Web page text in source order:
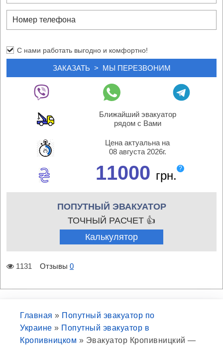
С нами работать выгодно и комфортно!
Ближайший эвакуатор
рядом с Вами
Цена актуальна на
08 августа 2026г.
11000 грн.
?
ПОПУТНЫЙ ЭВАКУАТОР
ТОЧНЫЙ РАСЧЕТ 👍
Калькулятор
1131 Отзывы 0
Главная » Попутный эвакуатор по
Украине » Попутный эвакуатор в
Кропивницком » Эвакуатор Кропивницкий —